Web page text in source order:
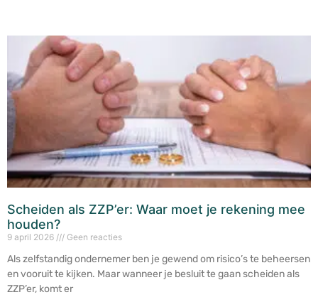
Scheiden als ZZP’er: Waar moet je rekening mee
houden?
9 april 2026 Geen reacties
Als zelfstandig ondernemer ben je gewend om risico’s te beheersen
en vooruit te kijken. Maar wanneer je besluit te gaan scheiden als
ZZP’er, komt er